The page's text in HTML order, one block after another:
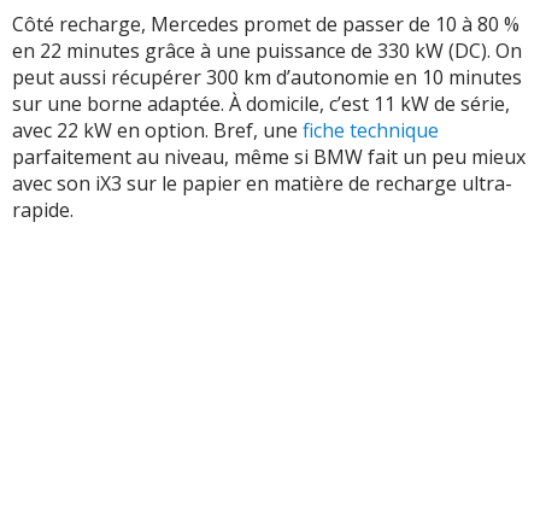
Côté recharge, Mercedes promet de passer de 10 à 80 %
en 22 minutes grâce à une puissance de 330 kW (DC). On
peut aussi récupérer 300 km d’autonomie en 10 minutes
sur une borne adaptée. À domicile, c’est 11 kW de série,
avec 22 kW en option. Bref, une fiche technique
parfaitement au niveau, même si BMW fait un peu mieux
avec son iX3 sur le papier en matière de recharge ultra-
rapide.